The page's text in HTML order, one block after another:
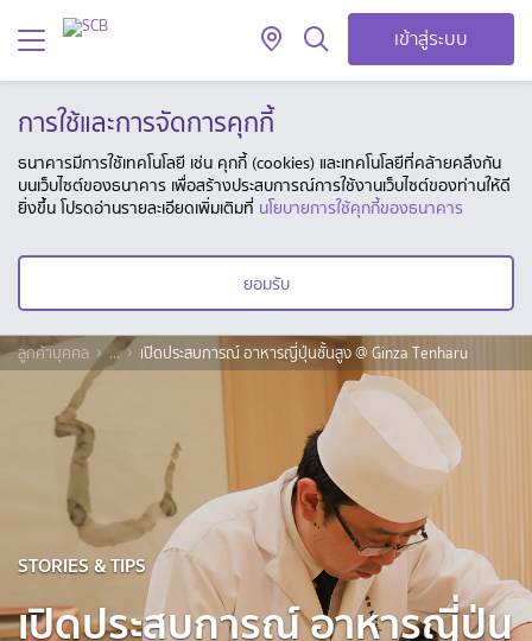
เข้าสู่ระบบ
การใช้และการจัดการคุกกี้
ธนาคารมีการใช้เทคโนโลยี เช่น คุกกี้ (cookies) และเทคโนโลยีที่คล้ายคลึงกัน
บนเว็บไซต์ของธนาคาร เพื่อสร้างประสบการณ์การใช้งานเว็บไซต์ของท่านให้ดี
ยิ่งขึ้น โปรดอ่านรายละเอียดเพิ่มเติมที่ นโยบายการใช้คุกกี้ของธนาคาร
ยอมรับ
ลูกค้าบุคคล ... เปิดประสบการณ์ อาหารญี่ปุ่นชั้นสูง @ Ginza Tenharu
STORIES & TIPS
เปิดประสบการณ์ อาหารญี่ปุ่น